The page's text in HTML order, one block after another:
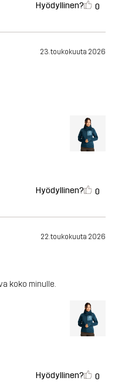
Hyödyllinen? 0
23. toukokuuta 2026
Hyödyllinen? 0
22. toukokuuta 2026
koko minulle.
Hyödyllinen? 0